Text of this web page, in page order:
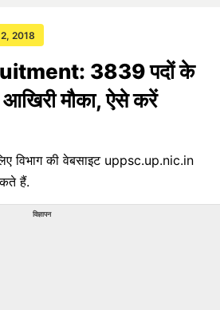
2018
3839 पदों के
मौका, ऐसे करें
विभाग की वेबसाइट uppsc.up.nic.in
हैं.
विज्ञापन